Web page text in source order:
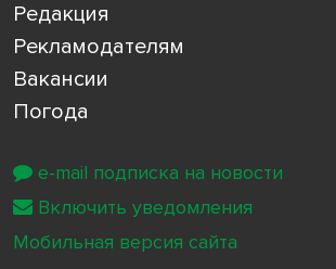
Редакция
Рекламодателям
Вакансии
Погода
e-mail подписка на новости
Включить уведомления
Мобильная версия сайта